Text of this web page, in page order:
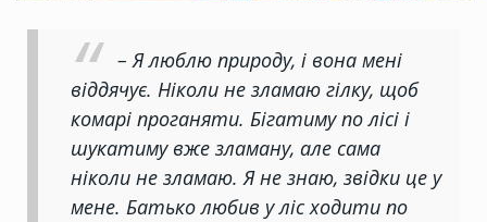
– Я люблю природу, і вона мені
віддячує. Ніколи не зламаю гілку, щоб
комарі проганяти. Бігатиму по лісі і
шукатиму вже зламану, але сама
ніколи не зламаю. Я не знаю, звідки це у
мене. Батько любив у ліс ходити по